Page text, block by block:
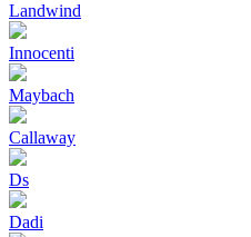
Landwind
Innocenti
Maybach
Callaway
Ds
Dadi